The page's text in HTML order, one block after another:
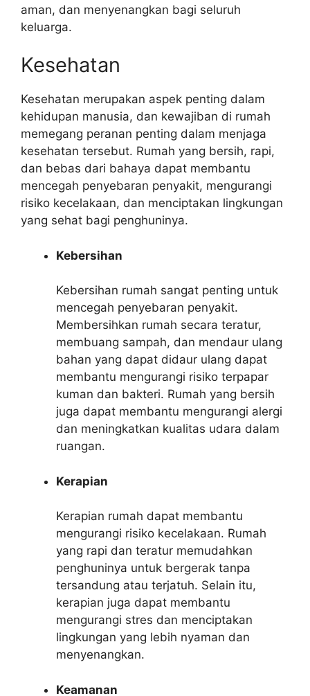
aman, dan menyenangkan bagi seluruh
keluarga.
Kesehatan
Kesehatan merupakan aspek penting dalam
kehidupan manusia, dan kewajiban di rumah
memegang peranan penting dalam menjaga
kesehatan tersebut. Rumah yang bersih, rapi,
dan bebas dari bahaya dapat membantu
mencegah penyebaran penyakit, mengurangi
risiko kecelakaan, dan menciptakan lingkungan
yang sehat bagi penghuninya.
Kebersihan
Kebersihan rumah sangat penting untuk
mencegah penyebaran penyakit.
Membersihkan rumah secara teratur,
membuang sampah, dan mendaur ulang
bahan yang dapat didaur ulang dapat
membantu mengurangi risiko terpapar
kuman dan bakteri. Rumah yang bersih
juga dapat membantu mengurangi alergi
dan meningkatkan kualitas udara dalam
ruangan.
Kerapian
Kerapian rumah dapat membantu
mengurangi risiko kecelakaan. Rumah
yang rapi dan teratur memudahkan
penghuninya untuk bergerak tanpa
tersandung atau terjatuh. Selain itu,
kerapian juga dapat membantu
mengurangi stres dan menciptakan
lingkungan yang lebih nyaman dan
menyenangkan.
Keamanan